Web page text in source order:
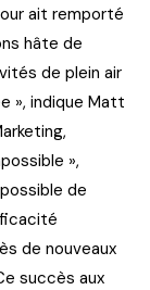
ait remporté
hâte de
de plein air
», indique Matt
»,
de
de nouveaux
succès aux